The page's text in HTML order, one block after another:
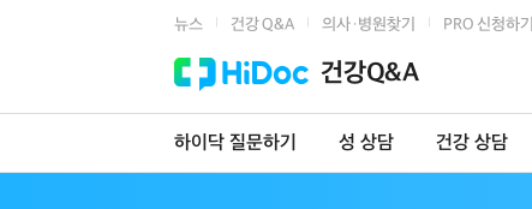
뉴스 건강 Q&A 의사·병원찾기 PRO 신청하기
건강Q&A
하이닥 질문하기 성 상담 건강 상담